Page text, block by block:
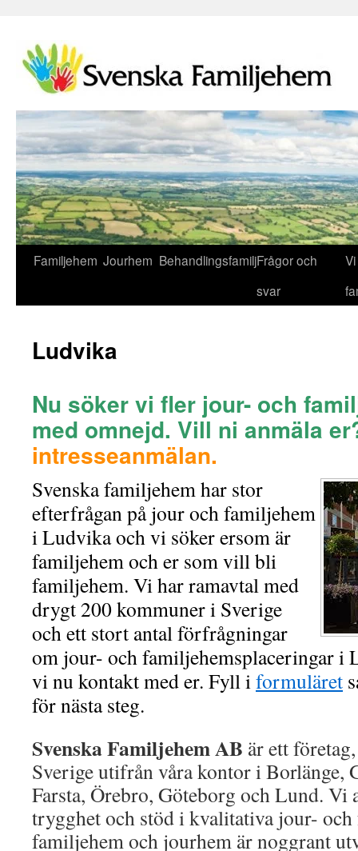
Familjehem Jourhem BehandlingsfamiljFrågor och
svar
Ludvika
Nu söker vi fler jour- och
med omnejd. Vill ni anmäla
intresseanmälan.
Svenska familjehem har stor
efterfrågan på jour och familjehem
i Ludvika och vi söker ersom är
familjehem och er som vill bli
familjehem. Vi har ramavtal med
drygt 200 kommuner i Sverige
och ett stort antal förfrågningar
om jour- och familjehemsplaceringar i
vi nu kontakt med er. Fyll iformuläret
för nästa steg.
Svenska Familjehem AB är ett
Sverige utifrån våra kontor i Borlänge,
Farsta, Örebro, Göteborg och Lund. Vi
trygghet och stöd i kvalitativa jour-
familjehem och jourhem är noggrant